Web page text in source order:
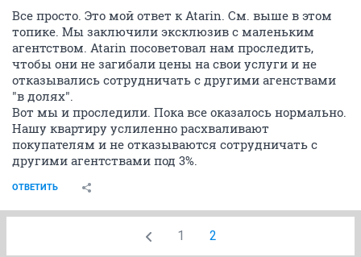
Все просто. Это мой ответ к Atarin. См. выше в этом
топике. Мы заключили эксклюзив с маленьким
агентством. Atarin посоветовал нам проследить,
чтобы они не загибали цены на свои услуги и не
отказывались сотрудничать с другими агенствами
"в долях".
Вот мы и проследили. Пока все оказалось нормально.
Нашу квартиру услиленно расхваливают
покупателям и не отказываются сотрудничать с
другими агентствами под 3%.
ОТВЕТИТЬ
1 2